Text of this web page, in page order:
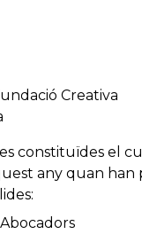
Creativa
constituïdes el
any quan